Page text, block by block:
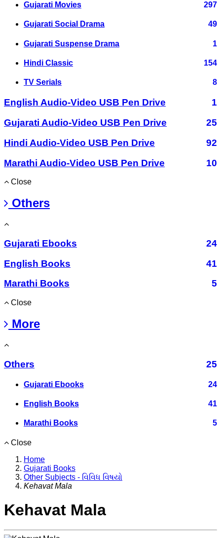
Gujarati Movies 297
Gujarati Social Drama 49
Gujarati Suspense Drama 1
Hindi Classic 154
TV Serials 8
English Audio-Video USB Pen Drive
1
Gujarati Audio-Video USB Pen Drive
25
Hindi Audio-Video USB Pen Drive
92
Marathi Audio-Video USB Pen Drive
10
Close
Others
Gujarati Ebooks
24
English Books
41
Marathi Books
5
Close
More
Others 25
Gujarati Ebooks 24
English Books 41
Marathi Books 5
Close
Home
Gujarati Books
Other Subjects - વિવિધ વિષયો
Kehavat Mala
Kehavat Mala